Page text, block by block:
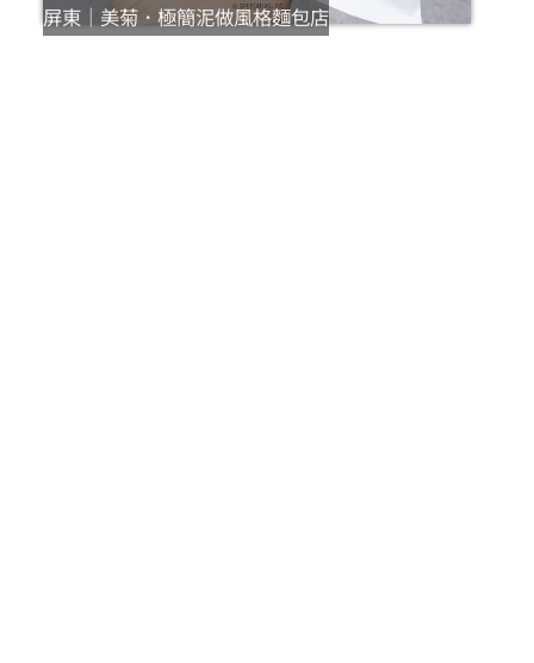
屏東｜美菊．極簡泥做風格麵包店